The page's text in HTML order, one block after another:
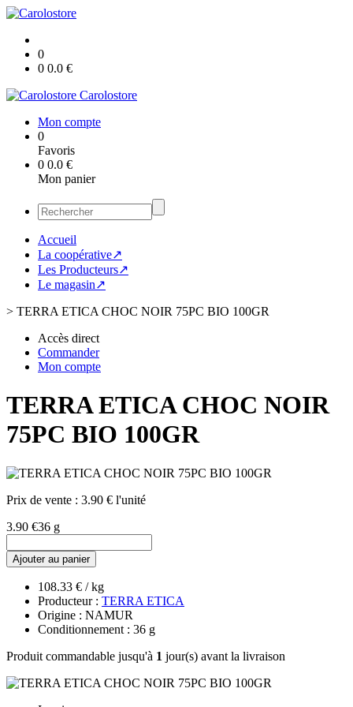
0
0 0.0 €
Carolostore
Mon compte
0
Favoris
0 0.0 €
Mon panier
Accueil
La coopérative↗
Les Producteurs↗
Le magasin↗
> TERRA ETICA CHOC NOIR 75PC BIO 100GR
Accès direct
Commander
Mon compte
TERRA ETICA CHOC NOIR
75PC BIO 100GR
Prix de vente : 3.90 € l'unité
3.90 €36 g
Ajouter au panier
108.33 € / kg
Producteur : TERRA ETICA
Origine : NAMUR
Conditionnement : 36 g
Produit commandable jusqu'à 1 jour(s) avant la livraison